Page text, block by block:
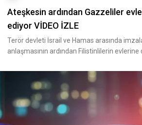
Ateşkesin ardından Gazzeliler
ediyor VİDEO İZLE
Terör devleti İsrail ve Hamas arasında
anlaşmasının ardından Filistinlilerin evlerine